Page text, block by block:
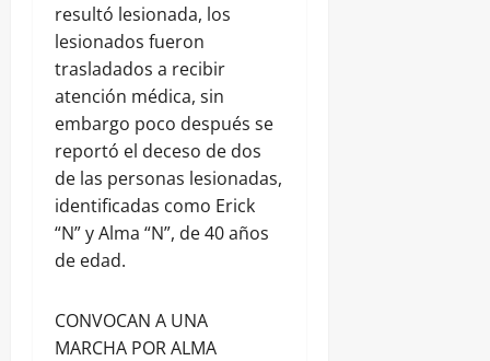
resultó lesionada, los
lesionados fueron
trasladados a recibir
atención médica, sin
embargo poco después se
reportó el deceso de dos
de las personas lesionadas,
identificadas como Erick
“N” y Alma “N”, de 40 años
de edad.
CONVOCAN A UNA
MARCHA POR ALMA